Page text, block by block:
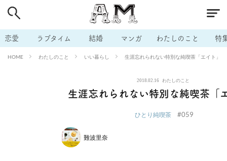
恋愛 ラブタイム 結婚 マンガ わたしのこと 特
HOME わたしのこと いい暮らし 生涯忘れられない特別な純喫茶「エイト」
2018.02.16 わたしのこと
生涯忘れられない特別な純喫茶「
ひとり純喫茶 #059
難波里奈
# 男の本音 # セフレ # 不倫
# 出会う方法 # マッチングアプリ # ラブグッズ # 体の相